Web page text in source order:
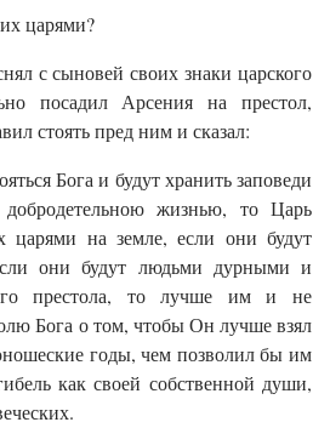
царями?
с сыновей своих знаки царского
посадил Арсения на престол,
стоять пред ним и сказал:
Бога и будут хранить заповеди
жизнью, то Царь
царями на земле, если они будут
они будут людьми дурными и
престола, то лучше им и не
Бога о том, чтобы Он лучше взял
годы, чем позволил бы им
как своей собственной души,